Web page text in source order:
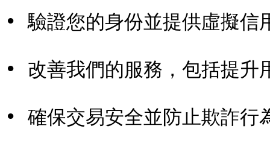
• 驗證您的身份並提供虛擬信
• 改善我們的服務，包括提升
• 確保交易安全並防止欺詐行